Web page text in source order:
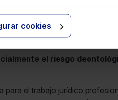
cookies
el riesgo
el trabajo jurídico